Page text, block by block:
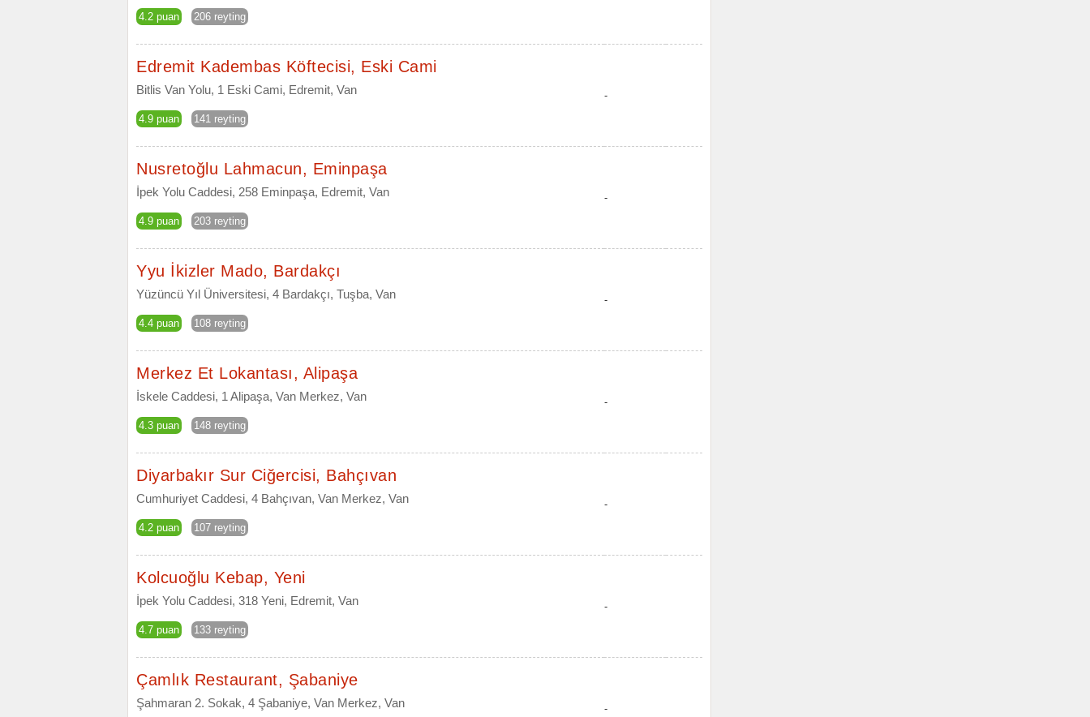
4.2 puan 206 reyting
Edremit Kadembas Köftecisi, Eski Cami
Bitlis Van Yolu, 1 Eski Cami, Edremit, Van
4.9 puan 141 reyting
-
Nusretoğlu Lahmacun, Eminpaşa
İpek Yolu Caddesi, 258 Eminpaşa, Edremit, Van
4.9 puan 203 reyting
-
Yyu İkizler Mado, Bardakçı
Yüzüncü Yıl Üniversitesi, 4 Bardakçı, Tuşba, Van
4.4 puan 108 reyting
-
Merkez Et Lokantası, Alipaşa
İskele Caddesi, 1 Alipaşa, Van Merkez, Van
4.3 puan 148 reyting
-
Diyarbakır Sur Ciğercisi, Bahçıvan
Cumhuriyet Caddesi, 4 Bahçıvan, Van Merkez, Van
4.2 puan 107 reyting
-
Kolcuoğlu Kebap, Yeni
İpek Yolu Caddesi, 318 Yeni, Edremit, Van
4.7 puan 133 reyting
-
Çamlık Restaurant, Şabaniye
Şahmaran 2. Sokak, 4 Şabaniye, Van Merkez, Van -